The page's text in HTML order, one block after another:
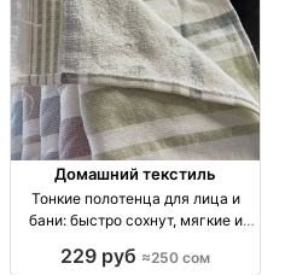
Домашний текстиль
Тонкие полотенца для лица и
бани: быстро сохнут, мягкие и
тонч. полотенца: лицевое/
229 руб ≈250 сом